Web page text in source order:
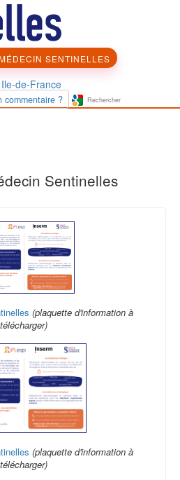
SENTINELLES
Ile-de-France
commentaire ?
Sentinelles
(plaquette d'information à
télécharger)
(plaquette d'information à
télécharger)